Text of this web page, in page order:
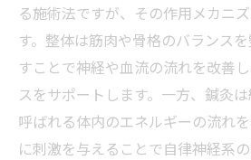
る施術法ですが、その作用メカニ
す。整体は筋肉や骨格のバランス
すことで神経や血流の流れを改善
スをサポートします。一方、鍼灸
呼ばれる体内のエネルギーの流れ
に刺激を与えることで自律神経系の